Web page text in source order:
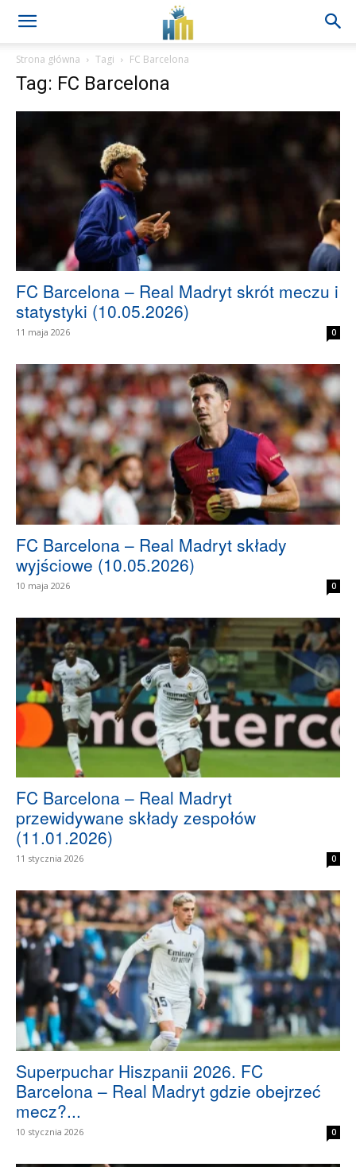
Strona główna Tagi FC Barcelona
Tag: FC Barcelona
FC Barcelona – Real Madryt skrót meczu i
statystyki (10.05.2026)
11 maja 2026 0
FC Barcelona – Real Madryt składy
wyjściowe (10.05.2026)
10 maja 2026 0
FC Barcelona – Real Madryt
przewidywane składy zespołów
(11.01.2026)
11 stycznia 2026 0
Superpuchar Hiszpanii 2026. FC
Barcelona – Real Madryt gdzie obejrzeć
mecz?...
10 stycznia 2026 0